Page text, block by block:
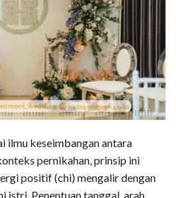
ilmu keseimbangan antara
pernikahan, prinsip ini
positif (chi) mengalir dengan
istri. Penentuan tanggal, arah